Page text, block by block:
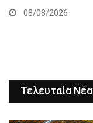
08/08/2026
Τελευταία Νέα